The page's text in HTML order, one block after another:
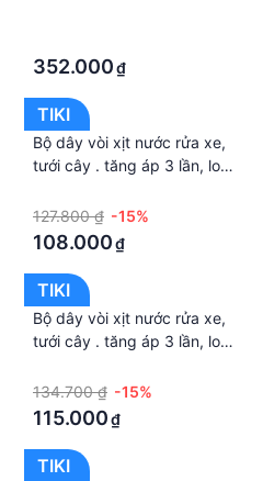
352.000₫
TIKI
Bộ dây vòi xịt nước rửa xe,
tưới cây . tăng áp 3 lần, loại
nhựa vàng+ tặng đai
127.800 ₫ -15%
108.000₫
TIKI
Bộ dây vòi xịt nước rửa xe,
tưới cây . tăng áp 3 lần, loại
nhựa vàng+ tặng đai
134.700 ₫ -15%
115.000₫
TIKI